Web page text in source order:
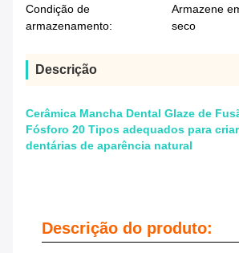
Condição de
armazenamento:
Armazene
seco
Descrição
Cerâmica Mancha Dental Glaze de
Fósforo 20 Tipos adequados para
dentárias de aparência natural
Descrição do produto: